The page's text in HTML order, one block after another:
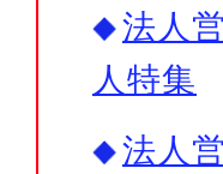
法人
人特集
法人